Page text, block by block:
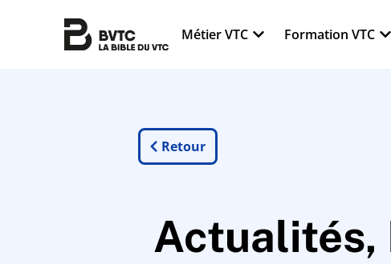
Métier VTC Formation VTC
Retour
Actualités,